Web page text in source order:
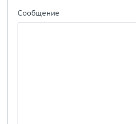
Сообщение